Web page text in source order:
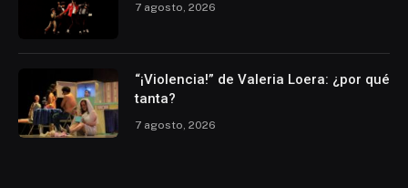
7 agosto, 2026
“¡Violencia!” de Valeria Loera: ¿por qué
tanta?
7 agosto, 2026